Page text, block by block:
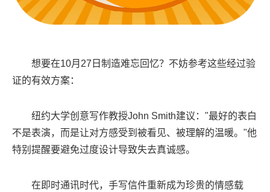
想要在10月27日制造难忘回忆？不妨参考这些经过验
证的有效方案：
纽约大学创意写作教授John Smith建议："最好的表白
不是表演，而是让对方感受到被看见、被理解的温暖。"他
特别提醒要避免过度设计导致失去真诚感。
在即时通讯时代，手写信件重新成为珍贵的情感载